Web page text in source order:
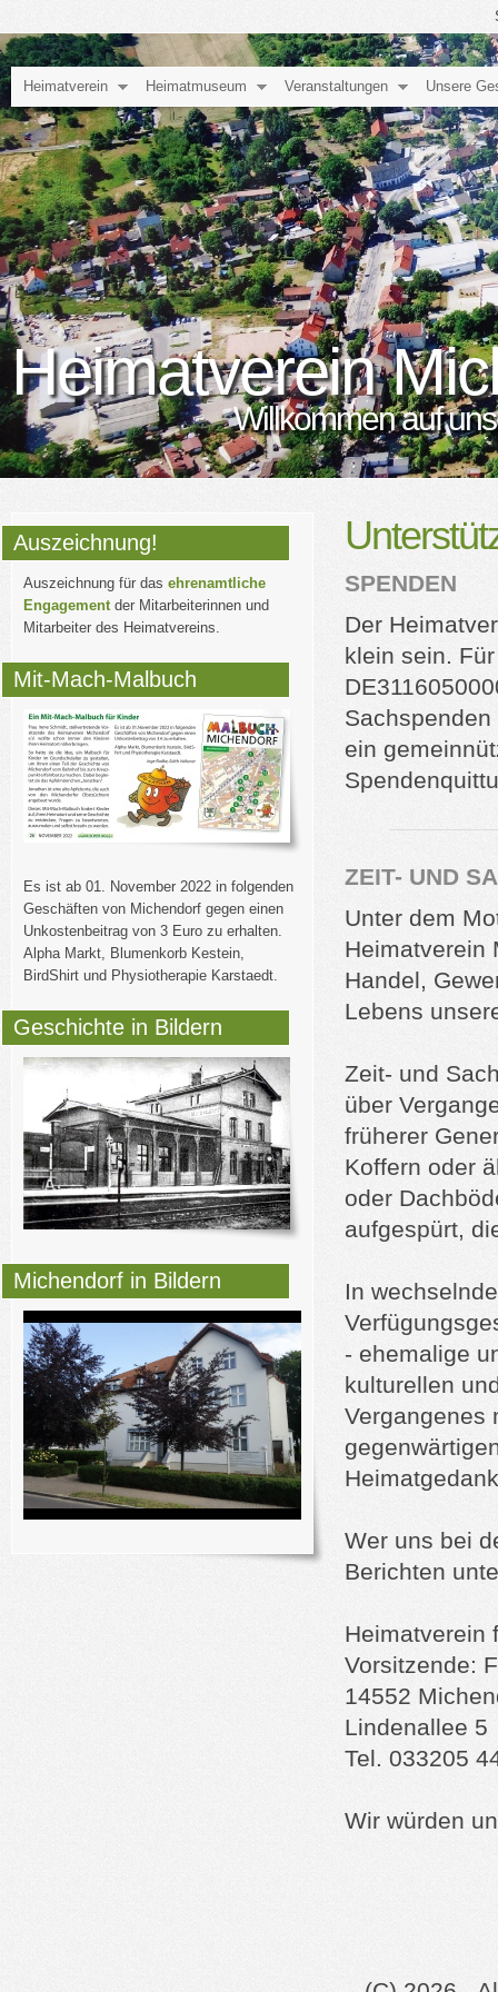
Heimatverein
Willkommen auf
Heimatverein Heimatmuseum Veranstaltungen Unsere
SPENDEN
Der
klein sein.
ein
ZEIT- UND
Unter dem
Heimatverein
Handel,
Lebens
Zeit- und
über
früherer
Koffern oder
oder
aufgespürt,
In
- ehemalige
kulturellen
Vergangenes
Wer uns bei
Berichten
Heimatverein
Vorsitzende:
14552
Lindenallee 5
Tel. 033205
Wir würden
Auszeichnung!
Auszeichnung für das ehrenamtliche
Engagementder Mitarbeiterinnen und
Mitarbeiter des Heimatvereins.
Mit-Mach-Malbuch
Es ist ab 01. November 2022 in folgenden
Geschäften von Michendorf gegen einen
Unkostenbeitrag von 3 Euro zu erhalten.
Alpha Markt, Blumenkorb Kestein,
BirdShirt und Physiotherapie Karstaedt.
Geschichte in Bildern
Michendorf in Bildern